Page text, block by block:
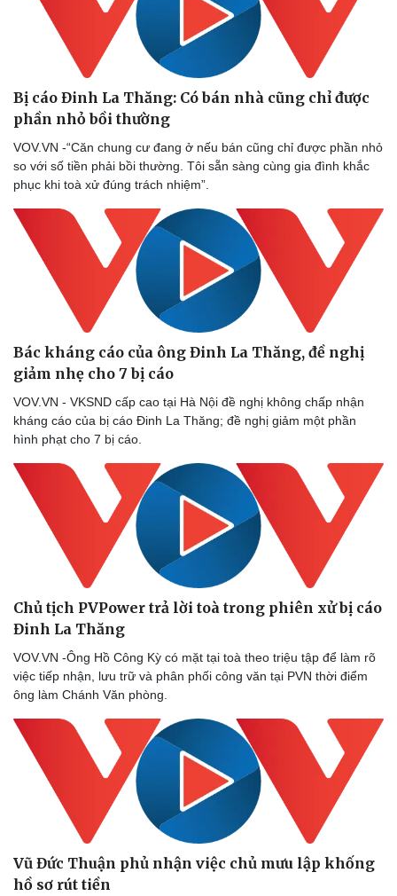
Sức khỏe
Dinh dưỡng - món ngon
Cây thuốc
Sản phụ khoa
Nam khoa
Làm đẹp - giảm cân
Phòng mạch online
Ăn sạch sống khỏe
Nhà đẹp
Blog
Bị cáo Đinh La Thăng: Có bán nhà cũng chỉ được
phần nhỏ bồi thường
VOV.VN -“Căn chung cư đang ở nếu bán cũng chỉ được phần nhỏ
so với số tiền phải bồi thường. Tôi sẵn sàng cùng gia đình khắc
phục khi toà xử đúng trách nhiệm”.
Bác kháng cáo của ông Đinh La Thăng, đề nghị
giảm nhẹ cho 7 bị cáo
VOV.VN - VKSND cấp cao tại Hà Nội đề nghị không chấp nhận
kháng cáo của bị cáo Đinh La Thăng; đề nghị giảm một phần
hình phạt cho 7 bị cáo.
Chủ tịch PVPower trả lời toà trong phiên xử bị cáo
Đinh La Thăng
VOV.VN -Ông Hồ Công Kỳ có mặt tại toà theo triệu tập để làm rõ
việc tiếp nhận, lưu trữ và phân phối công văn tại PVN thời điểm
ông làm Chánh Văn phòng.
Vũ Đức Thuận phủ nhận việc chủ mưu lập khống
hồ sơ rút tiền